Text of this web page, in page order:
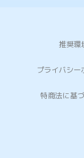
推奨環
プライバシー
特商法に基